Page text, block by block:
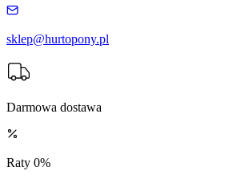
sklep@hurtopony.pl
Darmowa dostawa
Raty 0%